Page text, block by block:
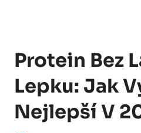
Protein Bez
Lepku: Jak
Nejlepší V